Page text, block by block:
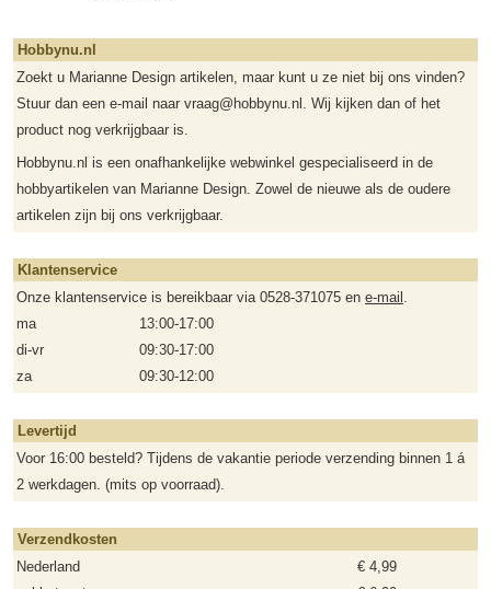
Hobbynu.nl
Zoekt u Marianne Design artikelen, maar kunt u ze niet bij ons vinden?
Stuur dan een e-mail naar vraag@hobbynu.nl. Wij kijken dan of het
product nog verkrijgbaar is.
Hobbynu.nl is een onafhankelijke webwinkel gespecialiseerd in de
hobbyartikelen van Marianne Design. Zowel de nieuwe als de oudere
artikelen zijn bij ons verkrijgbaar.
Klantenservice
Onze klantenservice is bereikbaar via 0528-371075 en e-mail .
ma
13:00-17:00
di-vr
09:30-17:00
za
09:30-12:00
Levertijd
Voor 16:00 besteld? Tijdens de vakantie periode verzending binnen 1 á
2 werkdagen. (mits op voorraad).
Verzendkosten
Nederland
€ 4,99